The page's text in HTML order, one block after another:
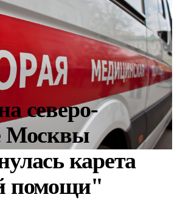
северо-
Москвы
карета
помощи"